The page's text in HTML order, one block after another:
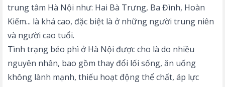
trung tâm Hà Nội như: Hai Bà Trưng, Ba Đình, Hoàn
Kiếm... là khá cao, đặc biệt là ở những người trung niên
và người cao tuổi.
Tình trạng béo phì ở Hà Nội được cho là do nhiều
nguyên nhân, bao gồm thay đổi lối sống, ăn uống
không lành mạnh, thiếu hoạt động thể chất, áp lực